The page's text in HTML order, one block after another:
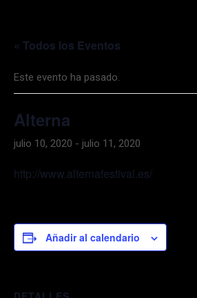
« Todos los Eventos
Este evento ha pasado.
Alterna
julio 10, 2020 - julio 11, 2020
http://www.alternafestival.es/
Añadir al calendario